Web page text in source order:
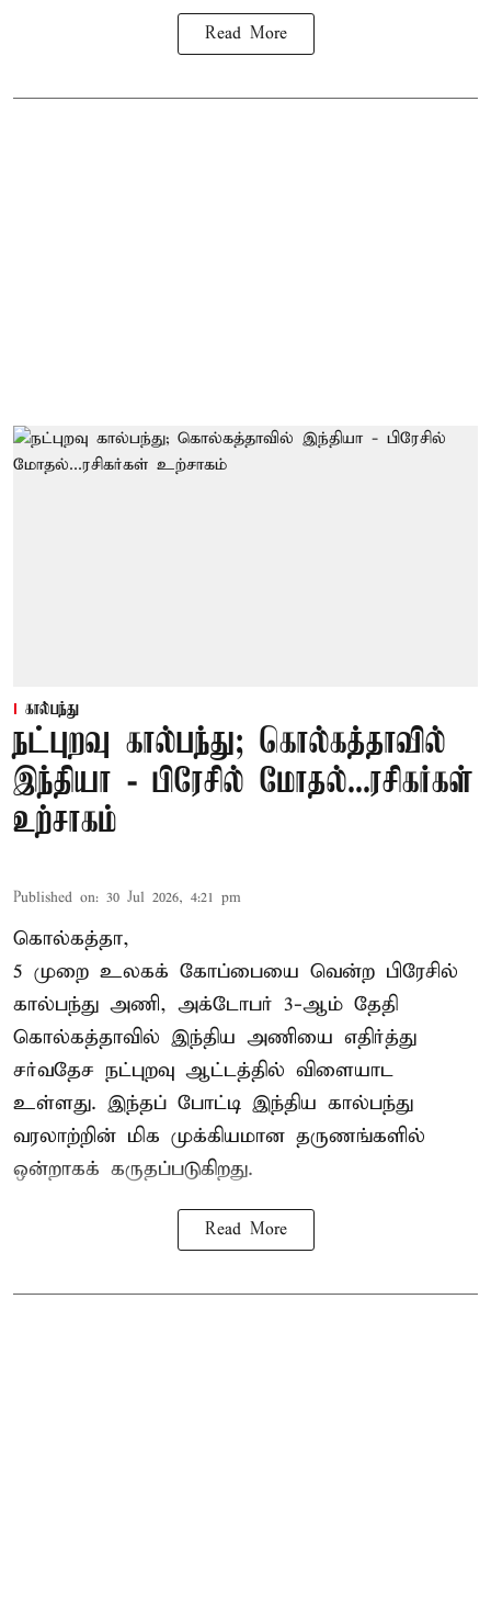
Read More
கால்பந்து
நட்புறவு கால்பந்து; கொல்கத்தாவில்
இந்தியா - பிரேசில் மோதல்...ரசிகர்கள்
உற்சாகம்
Published on: 30 Jul 2026, 4:21 pm
கொல்கத்தா,
5 முறை உலகக் கோப்பையை வென்ற பிரேசில்
கால்பந்து அணி, அக்டோபர் 3-ஆம் தேதி
கொல்கத்தாவில் இந்திய அணியை எதிர்த்து
சர்வதேச நட்புறவு ஆட்டத்தில் விளையாட
உள்ளது. இந்தப் போட்டி இந்திய கால்பந்து
வரலாற்றின் மிக முக்கியமான தருணங்களில்
ஒன்றாகக் கருதப்படுகிறது.
Read More